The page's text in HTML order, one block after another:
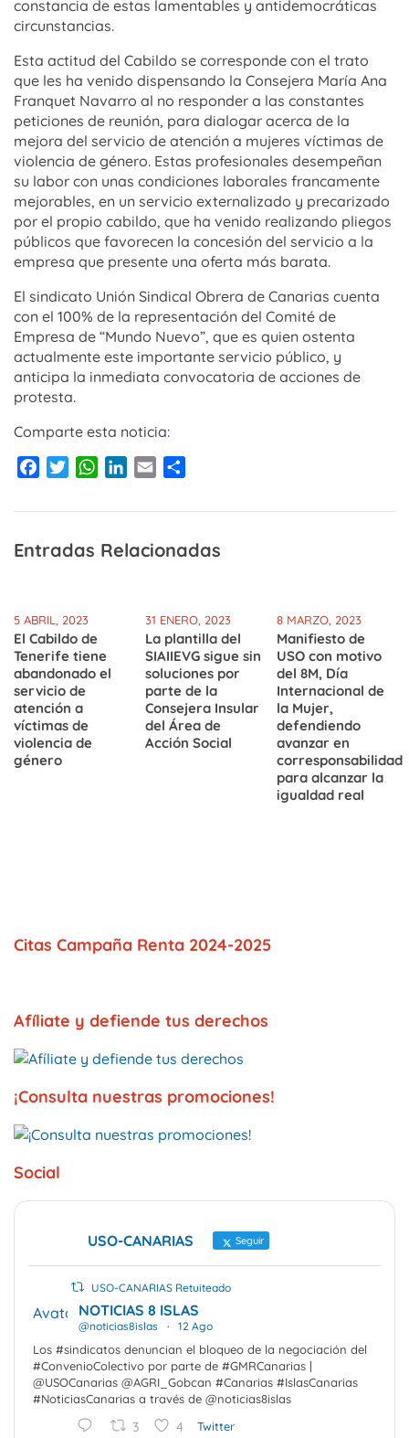
constancia de estas lamentables y antidemocráticas
circunstancias.
Esta actitud del Cabildo se corresponde con el trato
que les ha venido dispensando la Consejera María Ana
Franquet Navarro al no responder a las constantes
peticiones de reunión, para dialogar acerca de la
mejora del servicio de atención a mujeres víctimas de
violencia de género. Estas profesionales desempeñan
su labor con unas condiciones laborales francamente
mejorables, en un servicio externalizado y precarizado
por el propio cabildo, que ha venido realizando pliegos
públicos que favorecen la concesión del servicio a la
empresa que presente una oferta más barata.
El sindicato Unión Sindical Obrera de Canarias cuenta
con el 100% de la representación del Comité de
Empresa de “Mundo Nuevo”, que es quien ostenta
actualmente este importante servicio público, y
anticipa la inmediata convocatoria de acciones de
protesta.
Comparte esta noticia:
Facebook
TwitterWhatsApp
LinkedIn
Email
Entradas Relacionadas
5 ABRIL, 2023
El Cabildo de
Tenerife tiene
abandonado el
servicio de
atención a
víctimas de
violencia de
género
31 ENERO, 2023
La plantilla del
SIAIIEVG sigue sin
soluciones por
parte de la
Consejera Insular
del Área de
Acción Social
8 MARZO, 2023
Manifiesto de
USO con motivo
del 8M, Día
Internacional de
la Mujer,
defendiendo
avanzar en
corresponsabilidad
para alcanzar la
igualdad real
Citas Campaña Renta 2024-2025
Afíliate y defiende tus derechos
¡Consulta nuestras promociones!
Social
USO-CANARIAS Seguir
USO-CANARIAS Retuiteado
Avatar NOTICIAS 8 ISLAS
@noticias8islas · 12 Ago
Los #sindicatos denuncian el bloqueo de la negociación del
#ConvenioColectivo por parte de #GMRCanarias |
@USOCanarias @AGRI_Gobcan #Canarias #IslasCanarias
#NoticiasCanarias a través de @noticias8islas
3 4 Twitter